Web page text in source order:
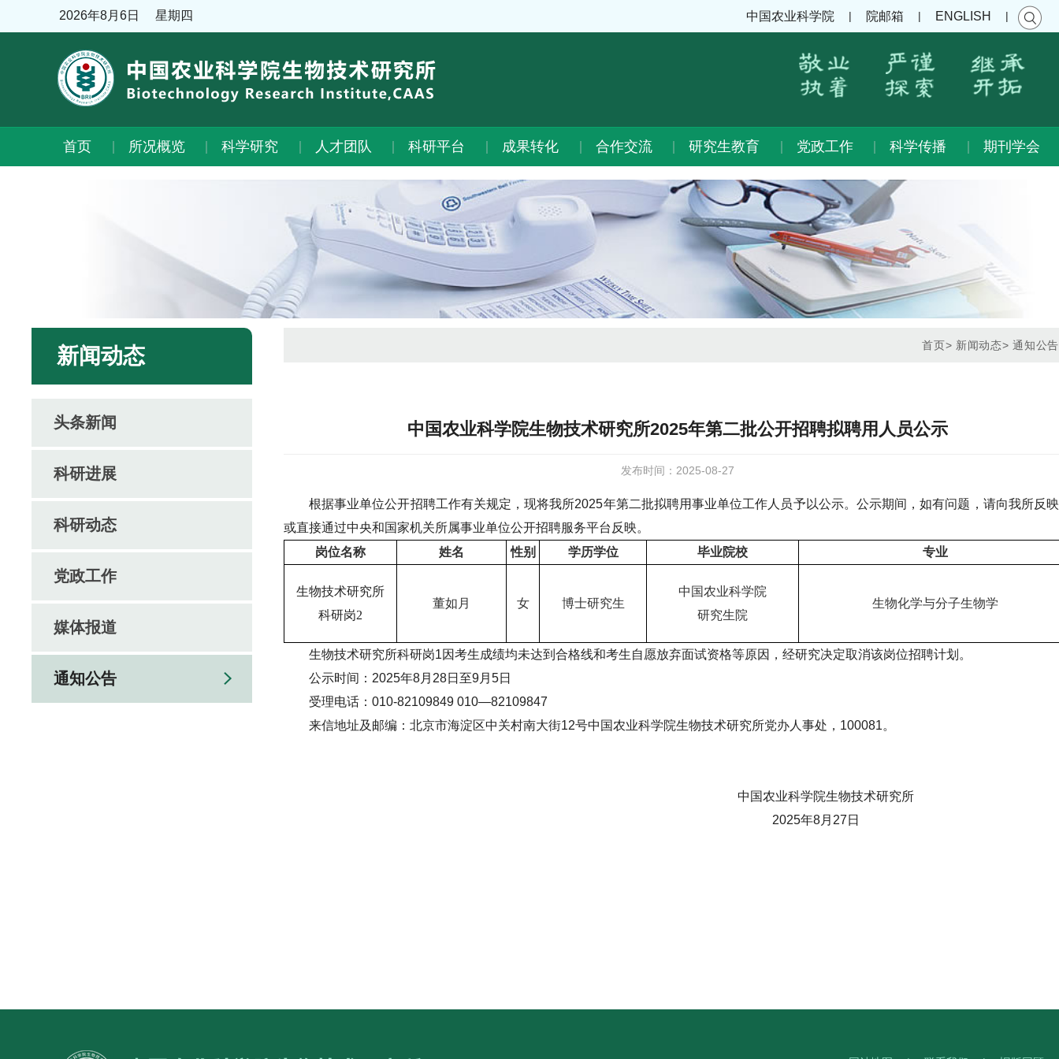
2026年8月6日 星期四 中国农业科学院 | 院邮箱 | ENGLISH |
首页 所况概览 科学研究 人才团队 科研平台 成果转化 合作交流 研究生教育 党政工作 科学传播 期刊学会
新闻动态
头条新闻
科研进展
科研动态
党政工作
媒体报道
通知公告
首页> 新闻动态>通知公告
中国农业科学院生物技术研究所2025年第二批公开招聘拟聘用人员公示
发布时间：2025-08-27
根据事业单位公开招聘工作有关规定，现将我所2025年第二批拟聘用事业单位工作人员予以公示。公示期间，如有问题，请向我所反
或直接通过中央和国家机关所属事业单位公开招聘服务平台反映。
岗位名称
姓名 性别 学历学位 毕业院校 专业
生物技术研究所
科研岗2
董如月 女 博士研究生
中国农业科学院
研究生院
生物化学与分子生物学
生物技术研究所科研岗1因考生成绩均未达到合格线和考生自愿放弃面试资格等原因，经研究决定取消该岗位招聘计划。
公示时间：2025年8月28日至9月5日
受理电话：010-82109849 010—82109847
来信地址及邮编：北京市海淀区中关村南大街12号中国农业科学院生物技术研究所党办人事处，100081。
中国农业科学院生物技术研究所
2025年8月27日